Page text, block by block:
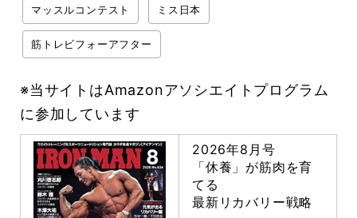
マッスルコンテスト ミス日本
筋トレビフォーアフター
※当サイトはAmazonアソシエイトプログラム
に参加しています
2026年8月号
「休養」が筋肉を育
てる
最新リカバリー戦略